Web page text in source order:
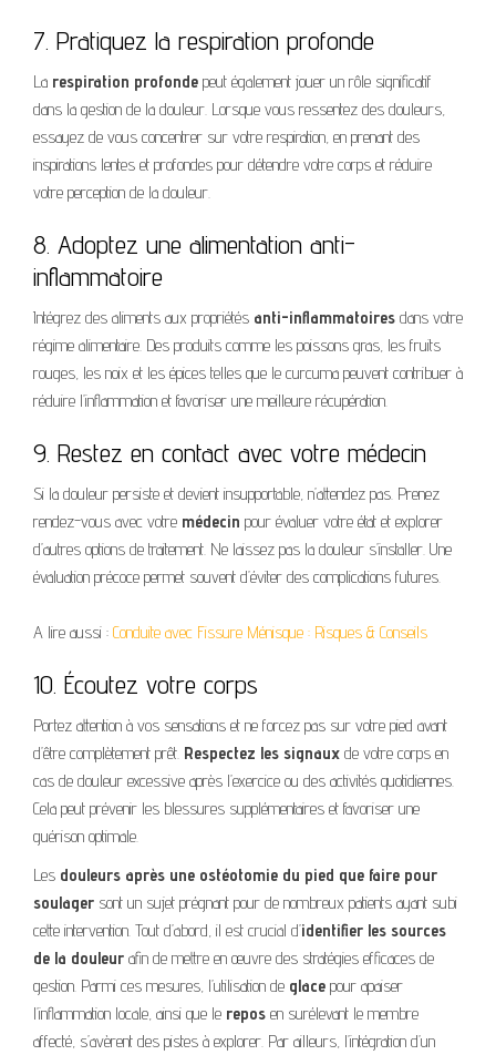
7. Pratiquez la respiration profonde
La respiration profonde peut également jouer un rôle significatif
dans la gestion de la douleur. Lorsque vous ressentez des douleurs,
essayez de vous concentrer sur votre respiration, en prenant des
inspirations lentes et profondes pour détendre votre corps et réduire
votre perception de la douleur.
8. Adoptez une alimentation anti-
inflammatoire
Intégrez des aliments aux propriétés anti-inflammatoires dans votre
régime alimentaire. Des produits comme les poissons gras, les fruits
rouges, les noix et les épices telles que le curcuma peuvent contribuer à
réduire l’inflammation et favoriser une meilleure récupération.
9. Restez en contact avec votre médecin
Si la douleur persiste et devient insupportable, n’attendez pas. Prenez
rendez-vous avec votre médecin pour évaluer votre état et explorer
d’autres options de traitement. Ne laissez pas la douleur s’installer. Une
évaluation précoce permet souvent d’éviter des complications futures.
A lire aussi : Conduite avec Fissure Ménisque : Risques & Conseils
10. Écoutez votre corps
Portez attention à vos sensations et ne forcez pas sur votre pied avant
d’être complètement prêt. Respectez les signaux de votre corps en
cas de douleur excessive après l’exercice ou des activités quotidiennes.
Cela peut prévenir les blessures supplémentaires et favoriser une
guérison optimale.
Les douleurs après une ostéotomie du pied que faire pour
soulager sont un sujet prégnant pour de nombreux patients ayant subi
cette intervention. Tout d’abord, il est crucial d’identifier les sources
de la douleur afin de mettre en œuvre des stratégies efficaces de
gestion. Parmi ces mesures, l’utilisation de glace pour apaiser
l’inflammation locale, ainsi que le repos en surélevant le membre
affecté, s’avèrent des pistes à explorer. Par ailleurs, l’intégration d’un